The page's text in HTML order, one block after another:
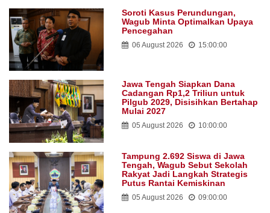
Soroti Kasus Perundungan,
Wagub Minta Optimalkan Upaya
Pencegahan
06 August 2026 15:00:00
Jawa Tengah Siapkan Dana
Cadangan Rp1,2 Triliun untuk
Pilgub 2029, Disisihkan Bertahap
Mulai 2027
05 August 2026 10:00:00
Tampung 2.692 Siswa di Jawa
Tengah, Wagub Sebut Sekolah
Rakyat Jadi Langkah Strategis
Putus Rantai Kemiskinan
05 August 2026 09:00:00